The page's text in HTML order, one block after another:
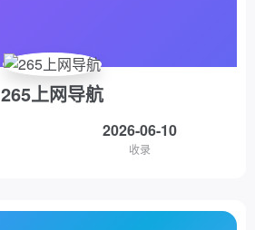
265上网导航
2026-06-10
收录